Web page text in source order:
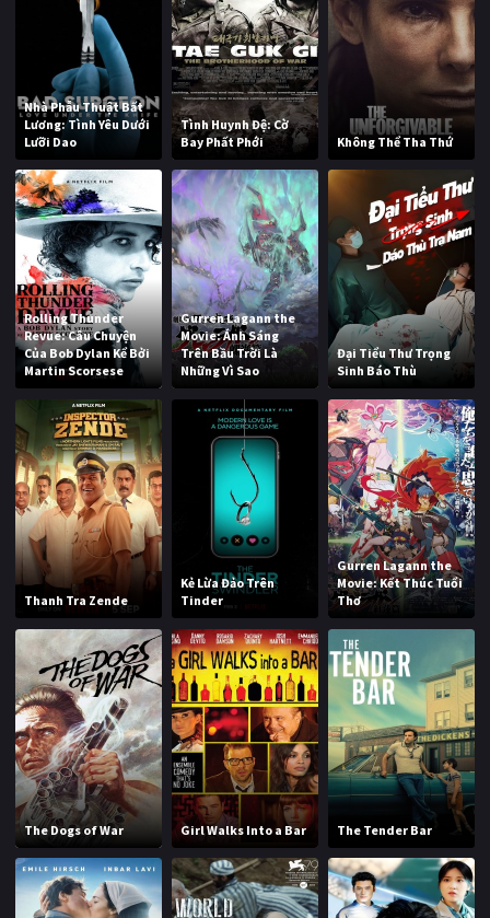
Nhà Phẫu Thuật Bất
Lương: Tình Yêu Dưới
Lưỡi Dao
Tình Huynh Đệ: Cờ
Bay Phất Phới
Không Thể Tha Thứ
Rolling Thunder
Revue: Câu Chuyện
Của Bob Dylan Kể Bởi
Martin Scorsese
Gurren Lagann the
Movie: Ánh Sáng
Trên Bầu Trời Là
Những Vì Sao
Đại Tiểu Thư Trọng
Sinh Báo Thù
Thanh Tra Zende
Kẻ Lừa Đảo Trên
Tinder
Gurren Lagann the
Movie: Kết Thúc Tuổi
Thơ
The Dogs of War Girl Walks Into a Bar The Tender Bar